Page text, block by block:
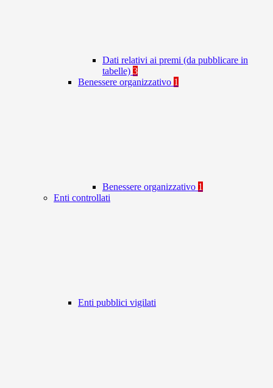
Dati relativi ai premi (da pubblicare in
tabelle) 3
Benessere organizzativo 1
Benessere organizzativo 1
Enti controllati
Enti pubblici vigilati